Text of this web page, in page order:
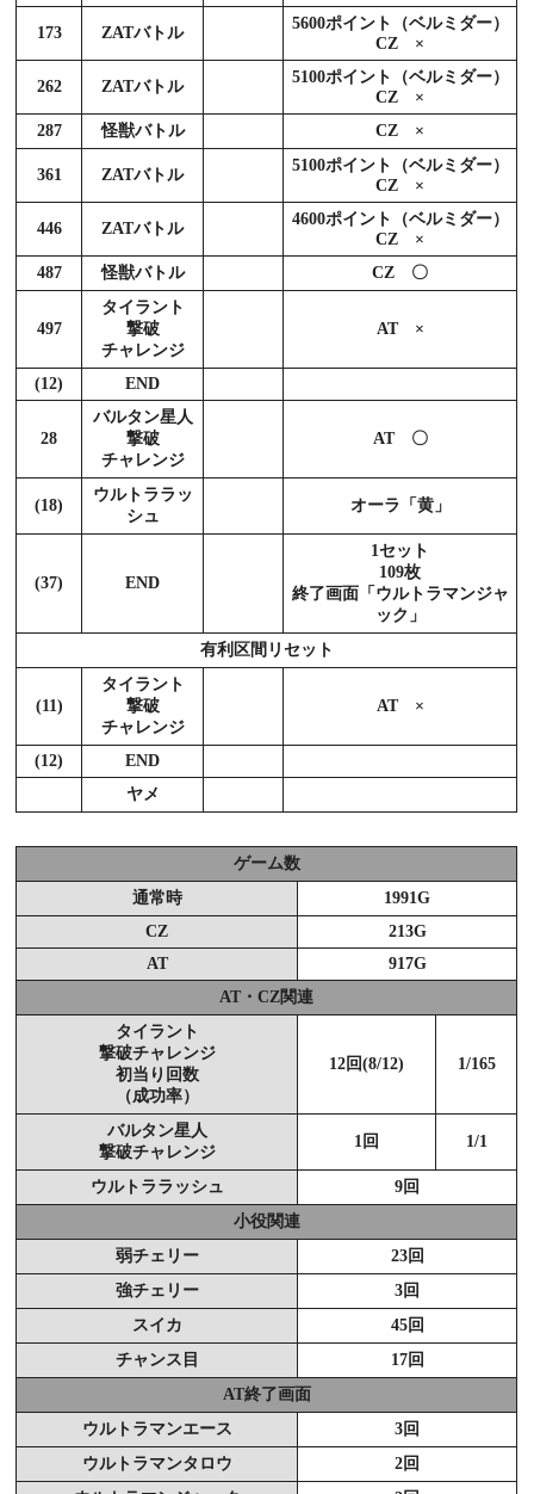
173 ZATバトル
5600ポイント（ベルミダー）
CZ ×
262 ZATバトル
5100ポイント（ベルミダー）
CZ ×
287
怪獣バトル CZ ×
361 ZATバトル
5100ポイント（ベルミダー）
CZ ×
446 ZATバトル
4600ポイント（ベルミダー）
CZ ×
487
怪獣バトル CZ 〇
497
タイラント
撃破
チャレンジ
AT ×
(12) END
28
バルタン星人
撃破
チャレンジ
AT 〇
(18)
ウルトララッ
シュ
オーラ「黄」
(37) END
1セット
109枚
終了画面「ウルトラマンジャ
ック」
有利区間リセット
(11)
タイラント
撃破
チャレンジ
AT ×
(12)
END
ヤメ
ゲーム数
通常時
1991G
CZ
213G
AT
917G
AT・CZ関連
タイラント
撃破チャレンジ
初当り回数
（成功率）
12回(8/12) 1/165
バルタン星人
撃破チャレンジ
1回 1/1
ウルトララッシュ
9回
小役関連
弱チェリー
23回
強チェリー
3回
スイカ
45回
チャンス目
17回
AT終了画面
ウルトラマンエース
3回
ウルトラマンタロウ
2回